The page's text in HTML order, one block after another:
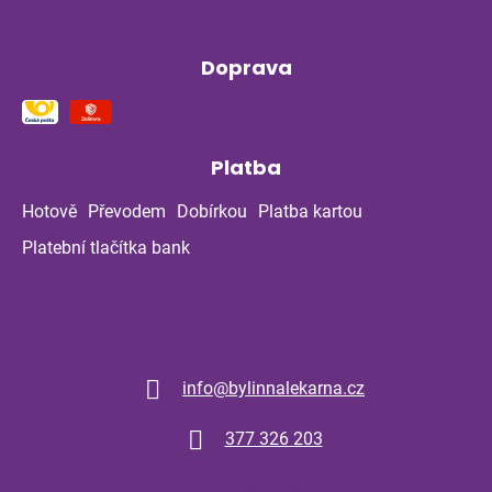
Doprava
Platba
Hotově Převodem Dobírkou
Platba kartou
Platební tlačítka bank
info@bylinnalekarna.cz
377 326 203